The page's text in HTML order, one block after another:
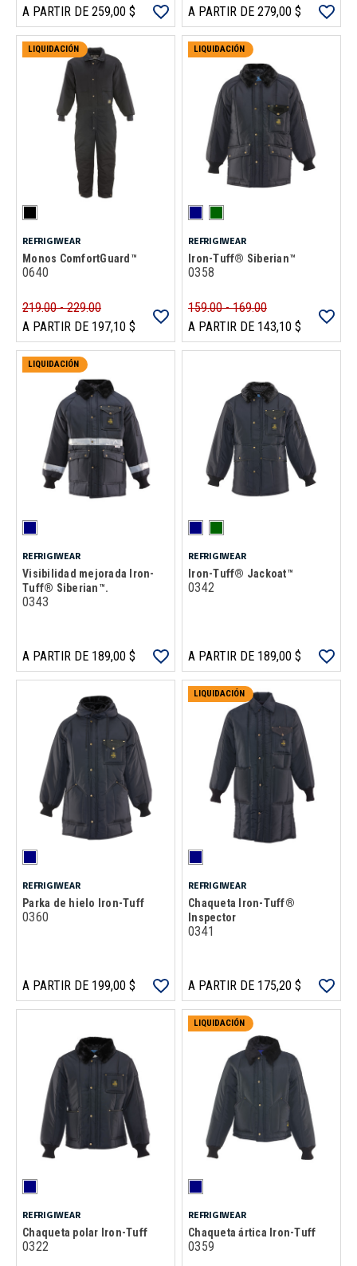
A PARTIR DE 259,00 $ A PARTIR DE 279,00 $
LIQUIDACIÓN
REFRIGIWEAR
Monos ComfortGuard™
0640
219.00 - 229.00
A PARTIR DE 197,10 $
LIQUIDACIÓN
REFRIGIWEAR
Iron-Tuff® Siberian™
0358
159.00 - 169.00
A PARTIR DE 143,10 $
LIQUIDACIÓN
REFRIGIWEAR
Visibilidad mejorada Iron-
Tuff® Siberian™.
0343
A PARTIR DE 189,00 $
REFRIGIWEAR
Iron-Tuff® Jackoat™
0342
A PARTIR DE 189,00 $
REFRIGIWEAR
Parka de hielo Iron-Tuff
0360
A PARTIR DE 199,00 $
LIQUIDACIÓN
REFRIGIWEAR
Chaqueta Iron-Tuff®
Inspector
0341
A PARTIR DE 175,20 $
REFRIGIWEAR
Chaqueta polar Iron-Tuff
0322
LIQUIDACIÓN
REFRIGIWEAR
Chaqueta ártica Iron-Tuff
0359